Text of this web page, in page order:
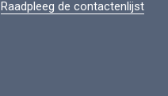
Raadpleeg de contactenlijst